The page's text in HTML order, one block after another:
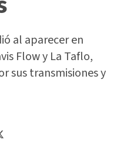
al aparecer en
Flow y La Taflo,
sus transmisiones y